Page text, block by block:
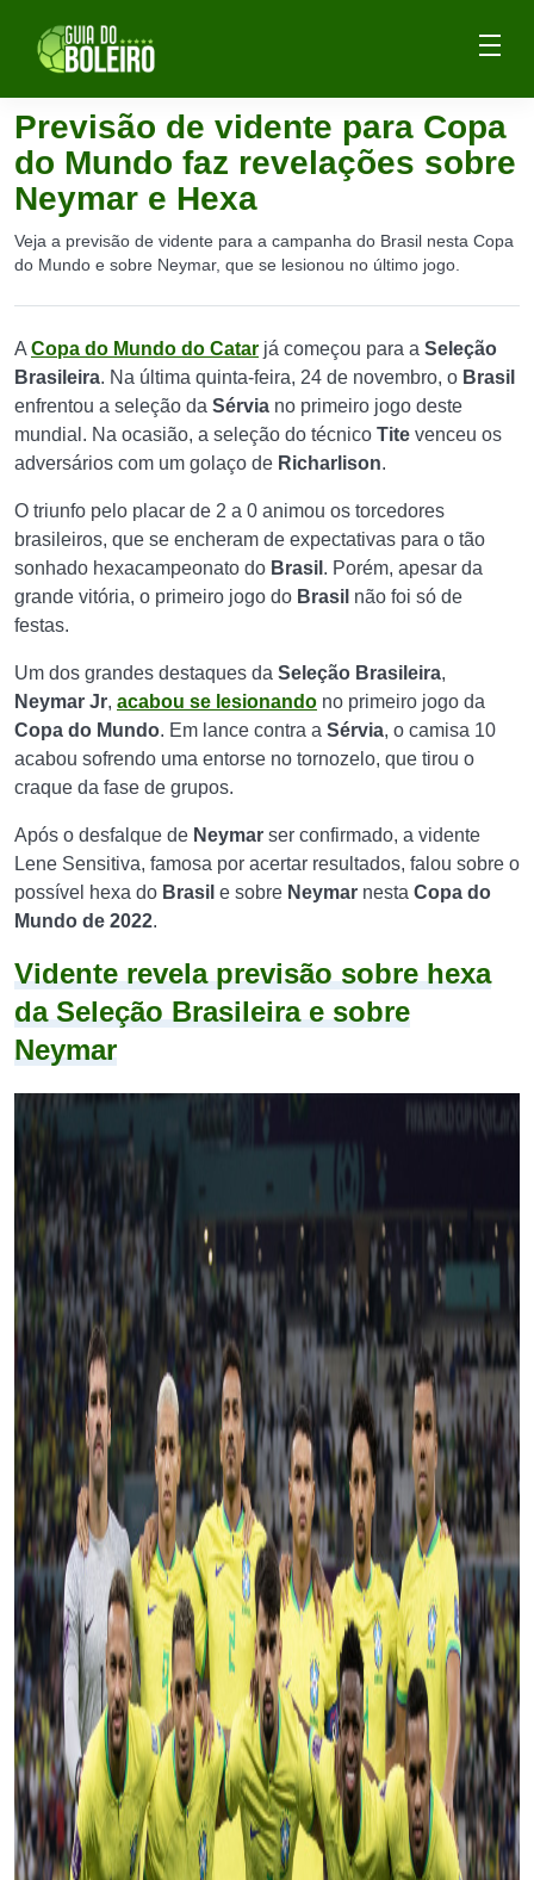
Previsão de vidente para Copa
do Mundo faz revelações sobre
Neymar e Hexa
Veja a previsão de vidente para a campanha do Brasil nesta Copa
do Mundo e sobre Neymar, que se lesionou no último jogo.
A Copa do Mundo do Catar já começou para a Seleção
Brasileira. Na última quinta-feira, 24 de novembro, o Brasil
enfrentou a seleção da Sérvia no primeiro jogo deste
mundial. Na ocasião, a seleção do técnico Tite venceu os
adversários com um golaço de Richarlison.
O triunfo pelo placar de 2 a 0 animou os torcedores
brasileiros, que se encheram de expectativas para o tão
sonhado hexacampeonato do Brasil . Porém, apesar da
grande vitória, o primeiro jogo do Brasil não foi só de
festas.
Um dos grandes destaques da Seleção Brasileira,
Neymar Jr, acabou se lesionando no primeiro jogo da
Copa do Mundo. Em lance contra a Sérvia, o camisa 10
acabou sofrendo uma entorse no tornozelo, que tirou o
craque da fase de grupos.
Após o desfalque de Neymar ser confirmado, a vidente
Lene Sensitiva, famosa por acertar resultados, falou sobre o
possível hexa do Brasil e sobre Neymar nesta Copa do
Mundo de 2022.
Vidente revela previsão sobre hexa
da Seleção Brasileira e sobre
Neymar